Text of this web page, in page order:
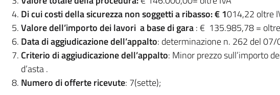
Di cui costi della sicurezza non soggetti a ribasso:€ 1014,22 oltre
Valore dell’importo dei lavori a base di gara: € 135.985,78 =
Data di aggiudicazione dell’appalto: determinazione n. 262 del
Criterio di aggiudicazione dell’appalto: Minor prezzo sull’importo
d’asta .
Numero di offerte ricevute: 7(sette);